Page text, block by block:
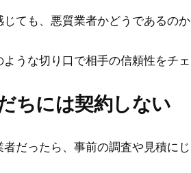
ても、悪質業者かどうであるの
うな切り口で相手の信頼性をチェ
ちには契約しない
だったら、事前の調査や見積に